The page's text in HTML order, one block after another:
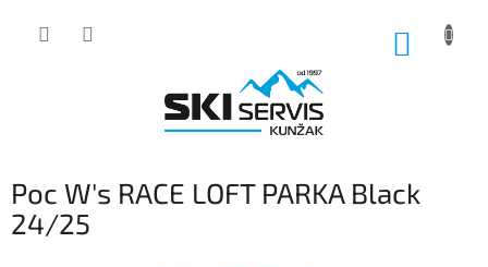
Poc W's RACE LOFT PARKA Black
24/25